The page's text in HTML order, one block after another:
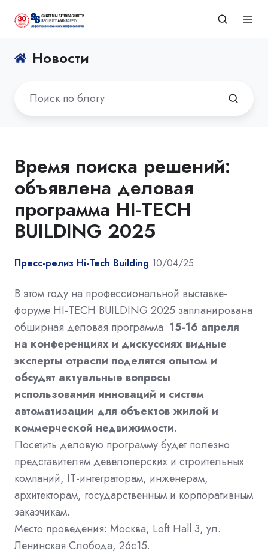
Новости
Время поиска решений:
объявлена деловая
программа HI-TECH
BUILDING 2025
Пресс-релиз Hi-Tech Building 10/04/25
В этом году на профессиональной выставке-
форуме HI-TECH BUILDING 2025 запланирована
обширная деловая программа. 15-16 апреля
на конференциях и дискуссиях видные
эксперты отрасли поделятся опытом и
обсудят актуальные вопросы
использования инноваций и систем
автоматизации для объектов жилой и
коммерческой недвижимости.
Посетить деловую программу будет полезно
представителям девелоперских и строительных
компаний, IT-интеграторам, инженерам,
архитекторам, государственным и корпоративным
заказчикам.
Место проведения: Москва, Loft Hall 3, ул.
Ленинская Слобода, 26с15.